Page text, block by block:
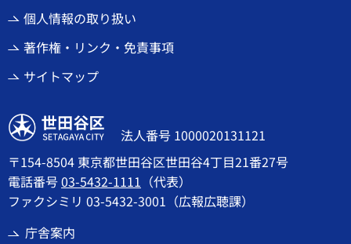
個人情報の取り扱い
著作権・リンク・免責事項
サイトマップ
世田谷区
法人番号 1000020131121
〒154-8504 東京都世田谷区世田谷4丁目21番27号
電話番号03-5432-1111 （代表）
ファクシミリ 03-5432-3001（広報広聴課）
庁舎案内